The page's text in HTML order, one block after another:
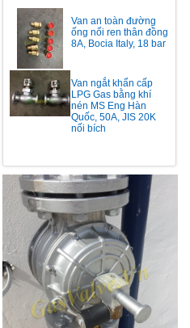
Van an toàn đường
ống nối ren thân đồng
8A, Bocia Italy, 18 bar
Van ngắt khẩn cấp
LPG Gas bằng khí
nén MS Eng Hàn
Quốc, 50A, JIS 20K
nối bích